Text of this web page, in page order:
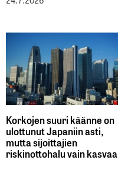
Korkojen suuri käänne on
ulottunut Japaniin asti,
mutta sijoittajien
riskinottohalu vain kasvaa